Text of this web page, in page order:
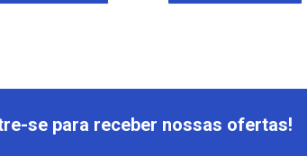
se para receber nossas ofertas!